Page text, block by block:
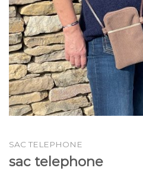
SAC TELEPHONE
sac telephone